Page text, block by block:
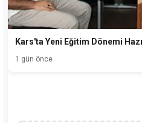
Kars'ta Yeni Eğitim Dönemi
1 gün önce